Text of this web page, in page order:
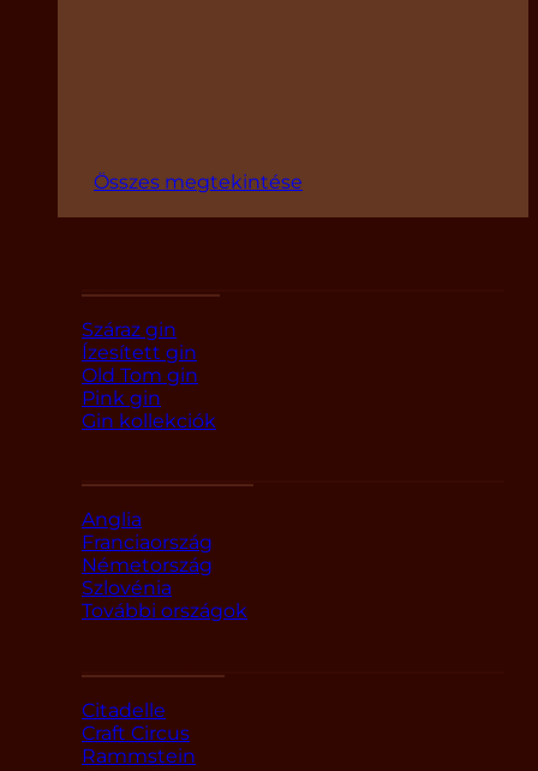
Összes megtekintése
Száraz gin
Ízesített gin
Old Tom gin
Pink gin
Gin kollekciók
Anglia
Franciaország
Németország
Szlovénia
További országok
Citadelle
Craft Circus
Rammstein